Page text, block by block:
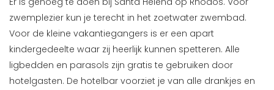
zwemplezier kun je terecht in het zoetwater zwembad.
Voor de kleine vakantiegangers is er een apart
kindergedeelte waar zij heerlijk kunnen spetteren. Alle
ligbedden en parasols zijn gratis te gebruiken door
hotelgasten. De hotelbar voorziet je van alle drankjes en